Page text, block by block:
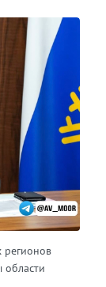
регионов
области